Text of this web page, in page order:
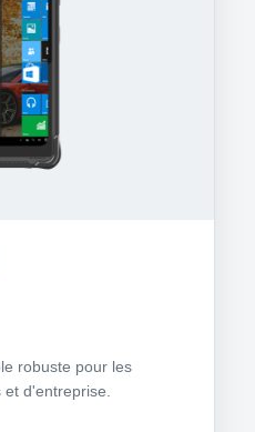
robuste pour les
d'entreprise.